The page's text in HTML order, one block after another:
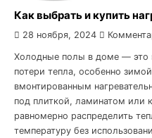
Как выбрать и купить
28 ноября, 2024
Холодные полы в доме — это
потери тепла, особенно
вмонтированным
под плиткой, ламинатом или
равномерно распределить
температуру без